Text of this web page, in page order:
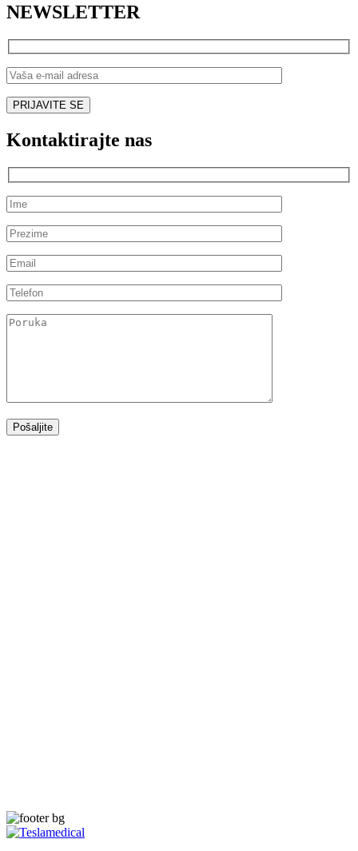
NEWSLETTER
Kontaktirajte nas